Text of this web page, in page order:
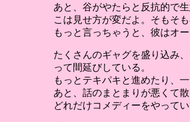
あと、谷がやたらと反抗的で
こは見せ方が変だよ。そもそ
もっと言っちゃうと、彼はオ
たくさんのギャグを盛り込み
って間延びしている。
もっとテキパキと進めたり、
あと、話のまとまりが悪くて
どれだけコメディーをやって